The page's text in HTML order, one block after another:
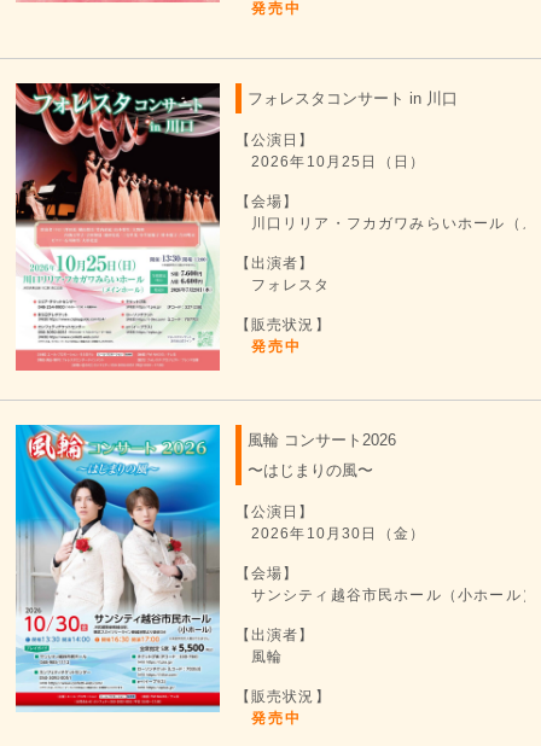
発売中
フォレスタコンサート in 川口
【公演日】
2026年10月25日（日）
【会場】
川口リリア・フカガワみらいホール（
【出演者】
フォレスタ
【販売状況】
発売中
風輪 コンサート2026
〜はじまりの風〜
【公演日】
2026年10月30日（金）
【会場】
サンシティ越谷市民ホール（小ホール）
【出演者】
風輪
【販売状況】
発売中